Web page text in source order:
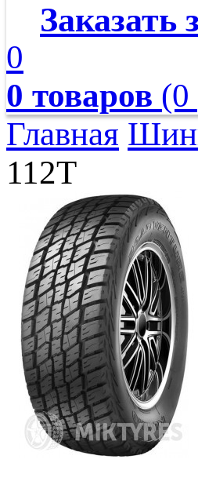
Заказать
0
0 товаров (0
Главная
112T